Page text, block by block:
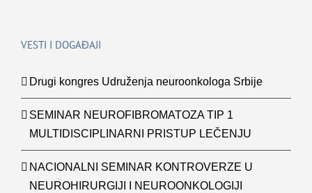
VESTI I DOGAĐAJI
Drugi kongres Udruženja neuroonkologa Srbije
SEMINAR NEUROFIBROMATOZA TIP 1
MULTIDISCIPLINARNI PRISTUP LEČENJU
NACIONALNI SEMINAR KONTROVERZE U
NEUROHIRURGIJI I NEUROONKOLOGIJI